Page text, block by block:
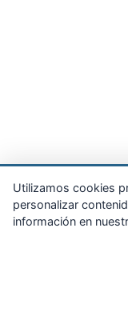
Utilizamos cookies
personalizar
información en